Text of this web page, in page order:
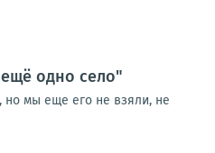
одно село"
но мы еще его не взяли, не